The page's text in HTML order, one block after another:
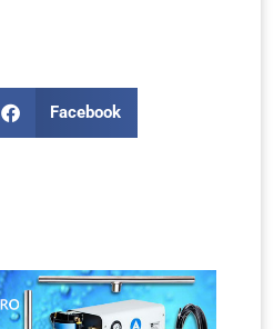
Facebook